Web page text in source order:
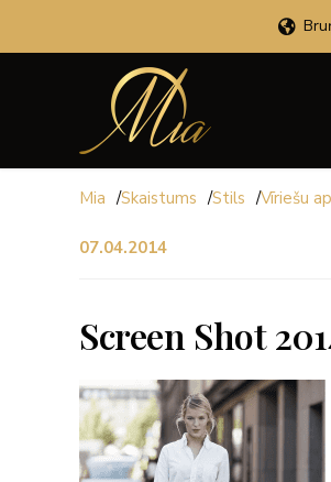
Mia /Skaistums /Stils /Vīriešu
07.04.2014
Screen Shot